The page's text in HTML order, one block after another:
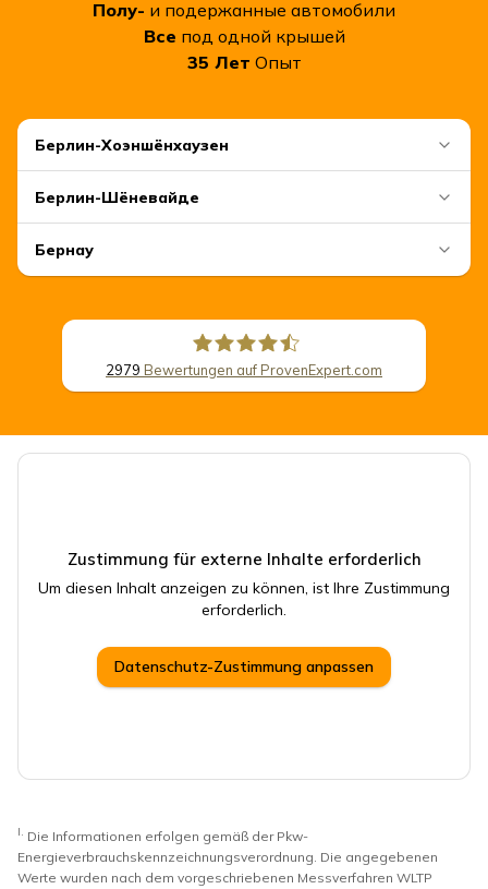
Полу- и подержанные автомобили
Все под одной крышей
35 Лет Опыт
Берлин-Хоэншёнхаузен
Берлин-Шёневайде
Бернау
2979 Bewertungen auf ProvenExpert.com
Zustimmung für externe Inhalte erforderlich
Um diesen Inhalt anzeigen zu können, ist Ihre Zustimmung
erforderlich.
Datenschutz-Zustimmung anpassen
I. Die Informationen erfolgen gemäß der Pkw-
Energieverbrauchskennzeichnungsverordnung. Die angegebenen
Werte wurden nach dem vorgeschriebenen Messverfahren WLTP